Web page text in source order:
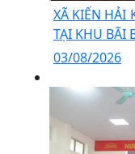
XÃ KIẾN HẢI
TẠI KHU BÃI
03/08/2026